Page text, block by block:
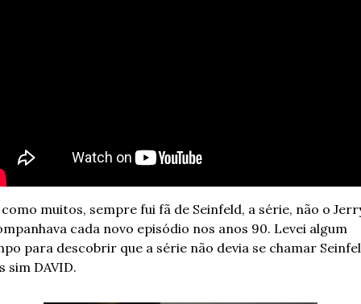
como muitos, sempre fui fã de Seinfeld, a série, não o
cada novo episódio nos anos 90. Levei algum
para descobrir que a série não devia se chamar
sim DAVID.